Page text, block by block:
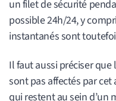
un filet de sécurité
possible 24h/24, y
instantanés sont
Il faut aussi préciser
sont pas affectés par
qui restent au sein d’un